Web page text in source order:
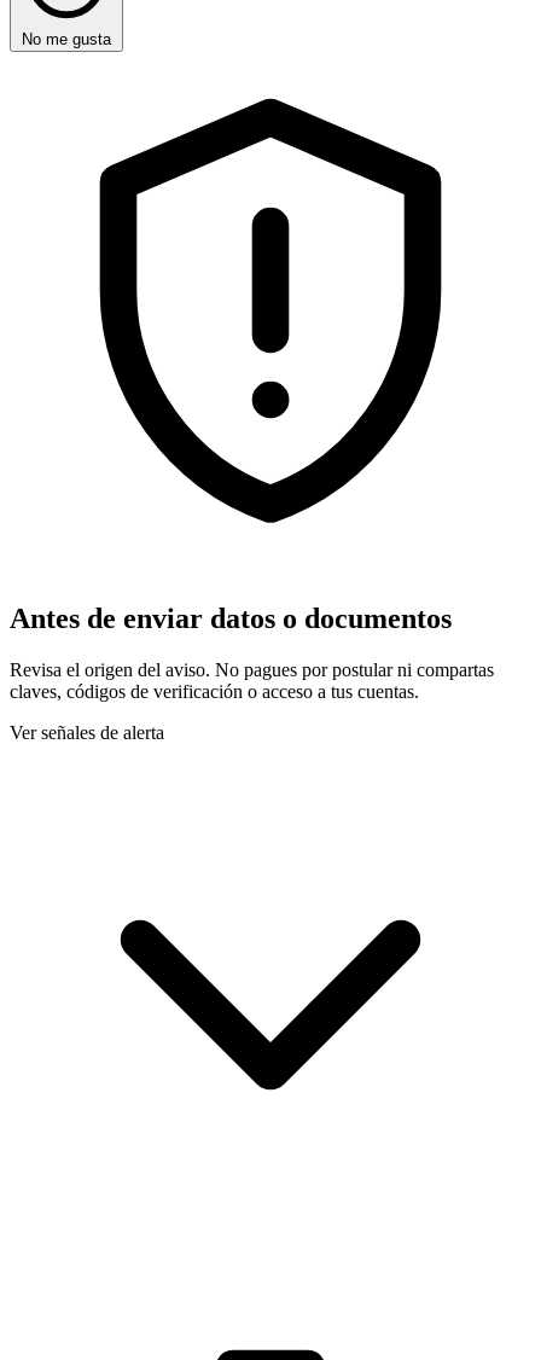
No me gusta
Antes de enviar datos o documentos
Revisa el origen del aviso. No pagues por postular ni compartas
claves, códigos de verificación o acceso a tus cuentas.
Ver señales de alerta